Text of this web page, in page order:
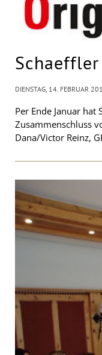
Per Ende Januar
Zusammenschluss
Dana/Victor Reinz,
DIENSTAG, 14. FEBRUAR